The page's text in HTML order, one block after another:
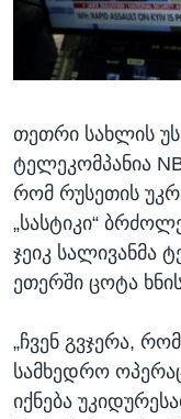
ᲡᲢᲣᲓᲘᲐ ᲕᲐᲨᲘᲜᲒᲢᲝᲜᲘ
ᲔᲙᲝᲜᲝᲛᲘᲙᲐ
ᲯᲐᲜᲛᲠᲗᲔᲚᲝᲑᲐ
ᲘᲜᲢᲔᲠᲕᲘᲣ
ᲙᲣᲚᲢᲣᲠᲐ
ᲒᲐᲚᲘᲚᲔᲝ
ᲓᲔᲖᲘᲜᲤᲝᲠᲛᲐᲪᲘᲐ
Learning English
ენები
თეთრი სახლის
ტელეკომპანია
რომ რუსეთის
„სასტიკი“
ჯეიკ სალივანმა
ეთერში ცოტა
„ჩვენ გვჯერა,
სამხედრო
იქნება